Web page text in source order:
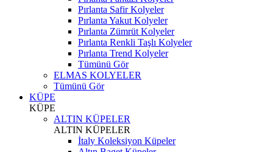
Pırlanta Safir Kolyeler
Pırlanta Yakut Kolyeler
Pırlanta Zümrüt Kolyeler
Pırlanta Renkli Taşlı Kolyeler
Pırlanta Trend Kolyeler
Tümünü Gör
ELMAS KOLYELER
Tümünü Gör
KÜPE
KÜPE
ALTIN KÜPELER
ALTIN KÜPELER
İtaly Koleksiyon Küpeler